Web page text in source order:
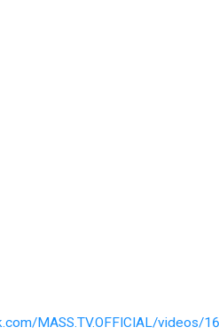
MASS.TV.OFFICIAL/videos/